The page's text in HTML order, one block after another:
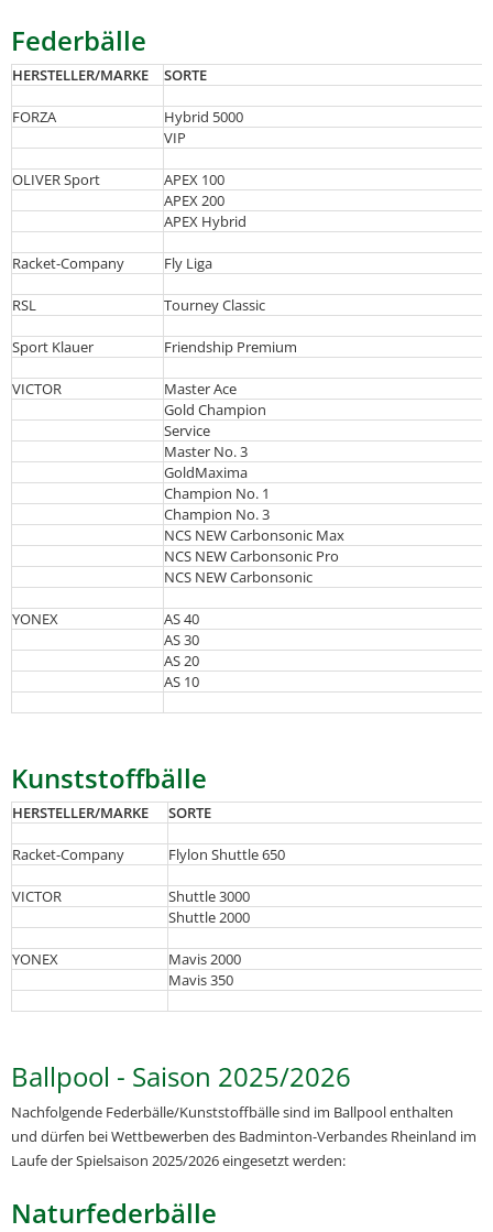
Federbälle
HERSTELLER/MARKE SORTE
FORZA
Hybrid 5000
VIP
OLIVER Sport
APEX 100
APEX 200
APEX Hybrid
Racket-Company Fly Liga
RSL Tourney Classic
Sport Klauer Friendship Premium
VICTOR
Master Ace
Gold Champion
Service
Master No. 3
GoldMaxima
Champion No. 1
Champion No. 3
NCS NEW Carbonsonic Max
NCS NEW Carbonsonic Pro
NCS NEW Carbonsonic
YONEX
AS 40
AS 30
AS 20
AS 10
Kunststoffbälle
HERSTELLER/MARKE SORTE
Racket-Company Flylon Shuttle 650
VICTOR Shuttle 3000
Shuttle 2000
YONEX Mavis 2000
Mavis 350
Ballpool - Saison 2025/2026
Nachfolgende Federbälle/Kunststoffbälle sind im Ballpool enthalten
und dürfen bei Wettbewerben des Badminton-Verbandes Rheinland im
Laufe der Spielsaison 2025/2026 eingesetzt werden:
Naturfederbälle